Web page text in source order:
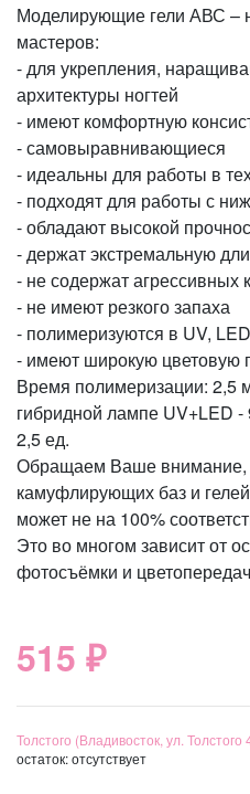
Моделирующие гели АВС –
мастеров:
- для укрепления,
архитектуры ногтей
- имеют комфортную
- самовыравнивающиеся
- идеальны для работы в
- подходят для работы с
- обладают высокой
- держат экстремальную
- не содержат агрессивных
- не имеют резкого запаха
- полимеризуются в UV,
- имеют широкую цветовую
Время полимеризации: 2,5
гибридной лампе UV+LED -
2,5 ед.
Обращаем Ваше внимание,
камуфлирующих баз и
может не на 100%
Это во многом зависит от
фотосъёмки и
515 ₽
Толстого (Владивосток, ул. Толстого
остаток:отсутствует